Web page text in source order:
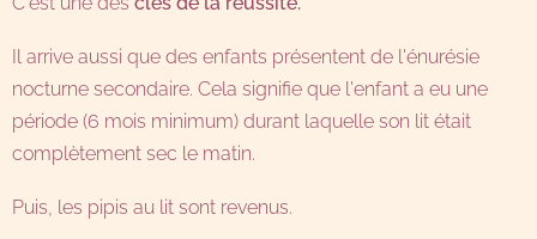
Il arrive aussi que des enfants présentent de l'énurésie
nocturne secondaire. Cela signifie que l'enfant a eu une
période (6 mois minimum) durant laquelle son lit était
complètement sec le matin.
Puis, les pipis au lit sont revenus.